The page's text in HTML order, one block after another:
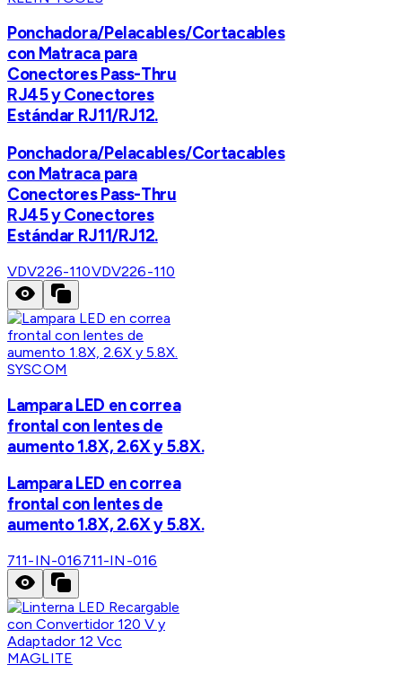
Ponchadora/Pelacables/Cortacables
con Matraca para
Conectores Pass-Thru
RJ45 y Conectores
Estándar RJ11/RJ12.
Ponchadora/Pelacables/Cortacables
con Matraca para
Conectores Pass-Thru
RJ45 y Conectores
Estándar RJ11/RJ12.
VDV226-110VDV226-110
SYSCOM
Lampara LED en correa
frontal con lentes de
aumento 1.8X, 2.6X y 5.8X.
Lampara LED en correa
frontal con lentes de
aumento 1.8X, 2.6X y 5.8X.
711-IN-016711-IN-016
MAGLITE